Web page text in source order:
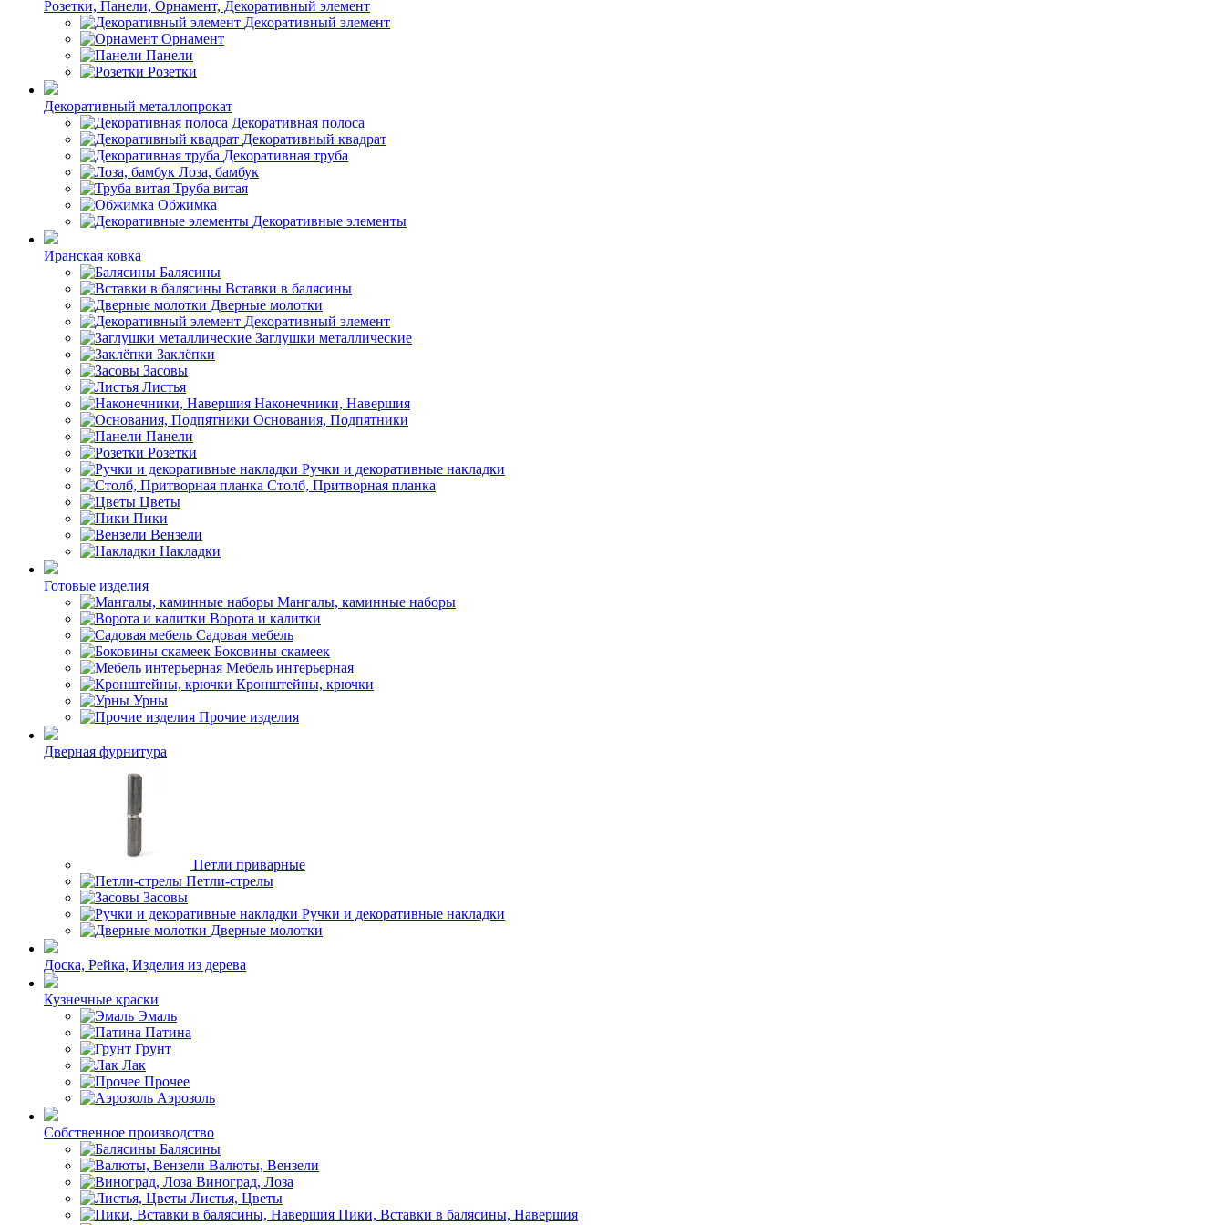
Розетки, Панели, Орнамент, Декоративный элемент
Декоративный элемент
Орнамент
Панели
Розетки
Декоративный металлопрокат
Декоративная полоса
Декоративный квадрат
Декоративная труба
Лоза, бамбук
Труба витая
Обжимка
Декоративные элементы
Иранская ковка
Балясины
Вставки в балясины
Дверные молотки
Декоративный элемент
Заглушки металлические
Заклёпки
Засовы
Листья
Наконечники, Навершия
Основания, Подпятники
Панели
Розетки
Ручки и декоративные накладки
Столб, Притворная планка
Цветы
Пики
Вензели
Накладки
Готовые изделия
Мангалы, каминные наборы
Ворота и калитки
Садовая мебель
Боковины скамеек
Мебель интерьерная
Кронштейны, крючки
Урны
Прочие изделия
Дверная фурнитура
Петли приварные
Петли-стрелы
Засовы
Ручки и декоративные накладки
Дверные молотки
Доска, Рейка, Изделия из дерева
Кузнечные краски
Эмаль
Патина
Грунт
Лак
Прочее
Аэрозоль
Собственное производство
Балясины
Валюты, Вензели
Виноград, Лоза
Листья, Цветы
Пики, Вставки в балясины, Навершия